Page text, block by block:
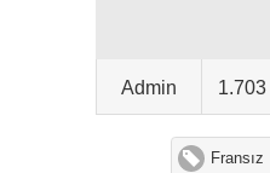
Admin
Fransız